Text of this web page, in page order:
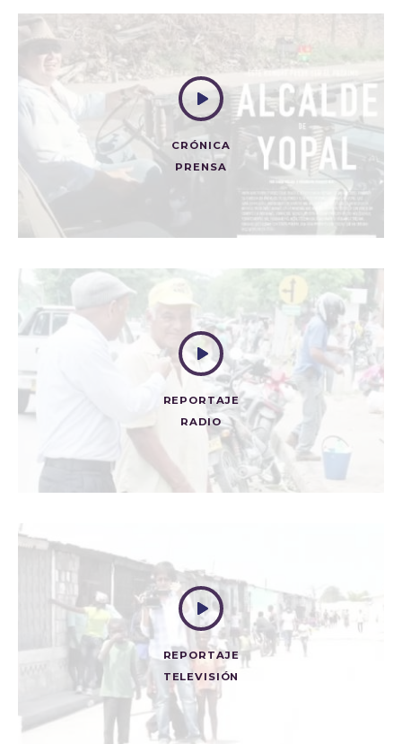
CRÓNICA
PRENSA
ESTE HOMBRE PUEDE SER EL PRÓXIMO ALCALDE DE
REPORTAJE
RADIO
PREGONEROS DE PRODUCTOS ALIMENTICIOS
Radio
REPORTAJE
TELEVISIÓN
VENEZUELA: CRÓNICA DE UNA HERMANA QUE ARDE
Televisión